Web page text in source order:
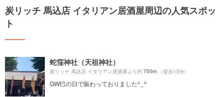
炭リッチ 馬込店 イタリアン居酒屋周辺の人気スポッ
ト
蛇窪神社（天祖神社）
炭リッチ 馬込店 イタリアン居酒屋より約750m （徒歩13分）
GW巳の日で賑わっておりました^_^